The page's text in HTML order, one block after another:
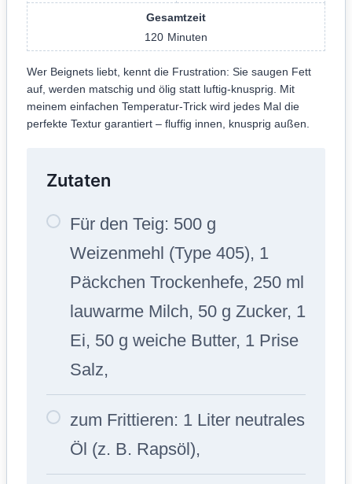
Gesamtzeit
120 Minuten
Wer Beignets liebt, kennt die Frustration: Sie saugen Fett
auf, werden matschig und ölig statt luftig-knusprig. Mit
meinem einfachen Temperatur-Trick wird jedes Mal die
perfekte Textur garantiert – fluffig innen, knusprig außen.
Zutaten
Für den Teig: 500 g
Weizenmehl (Type 405), 1
Päckchen Trockenhefe, 250 ml
lauwarme Milch, 50 g Zucker, 1
Ei, 50 g weiche Butter, 1 Prise
Salz,
zum Frittieren: 1 Liter neutrales
Öl (z. B. Rapsöl),